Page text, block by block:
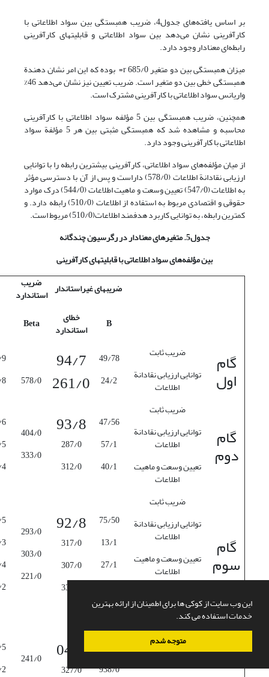
این وب سایت از کوکی ها برای اطمینان از ارائه بهترین
خدمات استفاده می کند.
متوجه شدم
بر اساس یافته‌های جدول4، ضریب همبستگی بین سواد اطلاعاتی با
کارآفرینی نشان می‌دهد بین سواد اطلاعاتی و قابلیتهای کارآفرینی
رابطه‌ای معنادار وجود دارد.
میزان همبستگی بین دو متغیر 685/0 r= بوده که این امر نشان دهندة
همبستگی خطی بین دو متغیر است. ضریب تعیین نیز نشان می‌دهد 46%
واریانس سواد اطلاعاتی با کارآفرینی مشترک است.
همچنین، ضریب همبستگی بین 5 مؤلفه سواد اطلاعاتی با کارآفرینی
محاسبه و مشاهده شد که همبستگی مثبتی بین هر 5 مؤلفة سواد
اطلاعاتی با کارآفرینی وجود دارد.
از میان مؤلفه‌های سواد اطلاعاتی، کارآفرینی بیشترین رابطه را با توانایی
ارزیابی نقادانة اطلاعات (578/0) داراست و پس از آن با دسترسی مؤثر
به اطلاعات (547/0) تعیین وسعت و ماهیت اطلاعات (544/0) درک موارد
حقوقی و اقتصادی مربوط به استفاده از اطلاعات (510/0) رابطه دارد. و
کمترین رابطه، به توانایی کاربرد هدفمند اطلاعات(510/0) مربوط است.
جدول5. متغیرهای معنادار در رگرسیون چندگانه
بین مؤلفه‌های سواد اطلاعاتی با قابلیتهای کارآفرینی
ضریبهای غیراستاندار
ضریب
استاندارد
B
خطای
استاندارد Beta
گام
اول
ضریب ثابت
توانایی ارزیابی نقادانة
اطلاعات
49/78
24/2
94/7
261/0
578/0
گام
دوم
ضریب ثابت
توانایی ارزیابی نقادانة
اطلاعات
تعیین وسعت و ماهیت
اطلاعات
47/56
57/1
40/1
93/8
287/0
312/0
404/0
333/0
گام
سوم
ضریب ثابت
توانایی ارزیابی نقادانة
اطلاعات
تعیین وسعت و ماهیت
اطلاعات
اقتصادی
75/50
13/1
27/1
92/8
317/0
307/0
331/0
293/0
303/0
221/0
ضریب ثابت
توانایی ارزیابی نقادانة
46/46
938/0
04/9
327/0
241/0